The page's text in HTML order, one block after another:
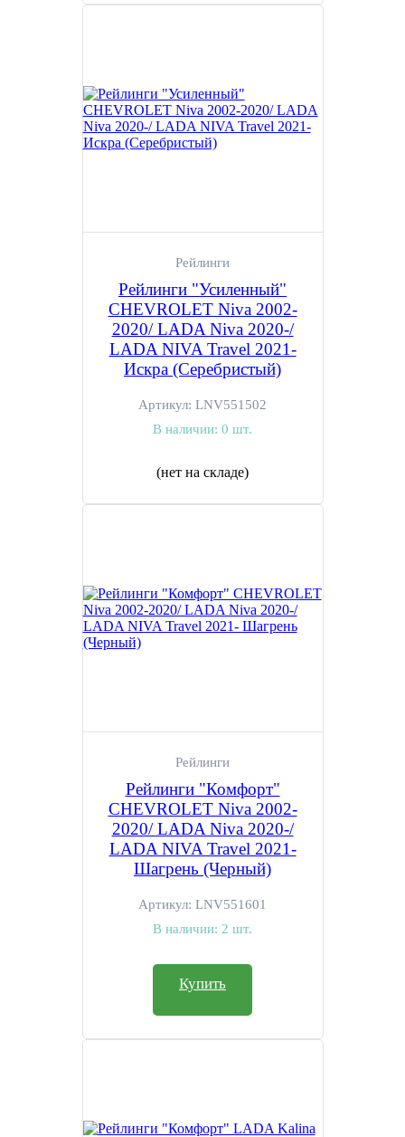
Рейлинги
Рейлинги "Усиленный"
CHEVROLET Niva 2002-
2020/ LADA Niva 2020-/
LADA NIVA Travel 2021-
Искра (Серебристый)
Артикул: LNV551502
В наличии: 0 шт.
(нет на складе)
Рейлинги
Рейлинги "Комфорт"
CHEVROLET Niva 2002-
2020/ LADA Niva 2020-/
LADA NIVA Travel 2021-
Шагрень (Черный)
Артикул: LNV551601
В наличии: 2 шт.
Купить